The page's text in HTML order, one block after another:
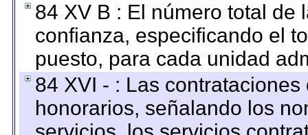
84 XV B : El número total de
confianza, especificando el
puesto, para cada unidad
84 XVI - : Las
honorarios, señalando los